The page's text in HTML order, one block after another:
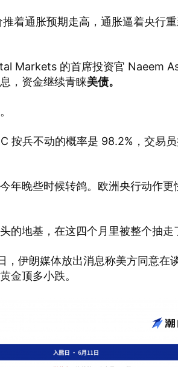
着通胀预期走高，通胀逼着央行重
Markets 的首席投资官 Naeem
，资金继续青睐美债。
按兵不动的概率是 98.2%，交易
年晚些时候转鸽。欧洲央行动作
的地基，在这四个月里被整个抽走
伊朗媒体放出消息称美方同意在
金顶多小跌。